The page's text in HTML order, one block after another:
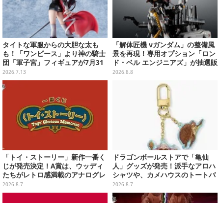
タイトな軍服からの大胆な太も
も！「ワンピース」より神の騎士
団「軍子宮」フィギュアが7月31
日予約開始
2026.7.13
「解体匠機 νガンダム」の整備風
景を再現！専用オプション「ロン
ド・ベル エンジニアズ」が抽選販
売
2026.8.8
「トイ・ストーリー」新作一番く
じが発売決定！A賞は、ウッディ
たちがレトロ感満載のアナログレ
コード上を走る姿で立体化
2026.8.7
ドラゴンボールストアで「亀仙
人」グッズが発売！派手なアロハ
シャツや、カメハウスのトートバ
ッグなど夏らしいアイテムがズラ
リ
2026.8.7